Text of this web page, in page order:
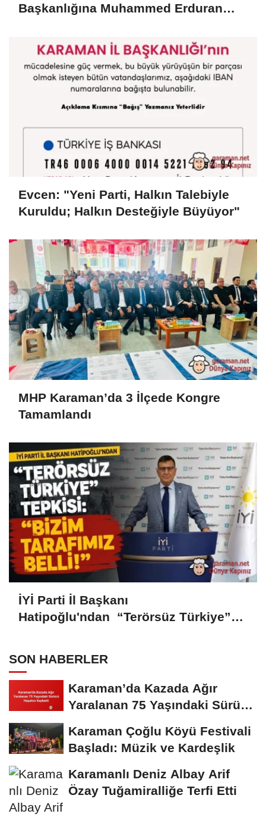
Başkanlığına Muhammed Erduran
Evcen: "Yeni Parti, Halkın Talebiyle
Kuruldu; Halkın Desteğiyle Büyüyor"
MHP Karaman’da 3 İlçede Kongre
Tamamlandı
İYİ Parti İl Başkanı
Hatipoğlu'ndan “Terörsüz Türkiye”
SON HABERLER
Karaman’da Kazada Ağır
Yaralanan 75 Yaşındaki Sürücü
Karaman Çoğlu Köyü Festivali
Başladı: Müzik ve Kardeşlik
Karamanlı Deniz Albay Arif
Özay Tuğamiralliğe Terfi Etti